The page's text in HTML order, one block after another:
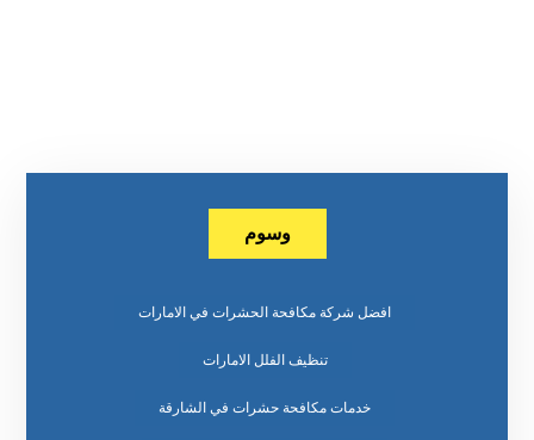
وسوم
افضل شركة مكافحة الحشرات في الامارات
تنظيف الفلل الامارات
خدمات مكافحة حشرات في الشارقة